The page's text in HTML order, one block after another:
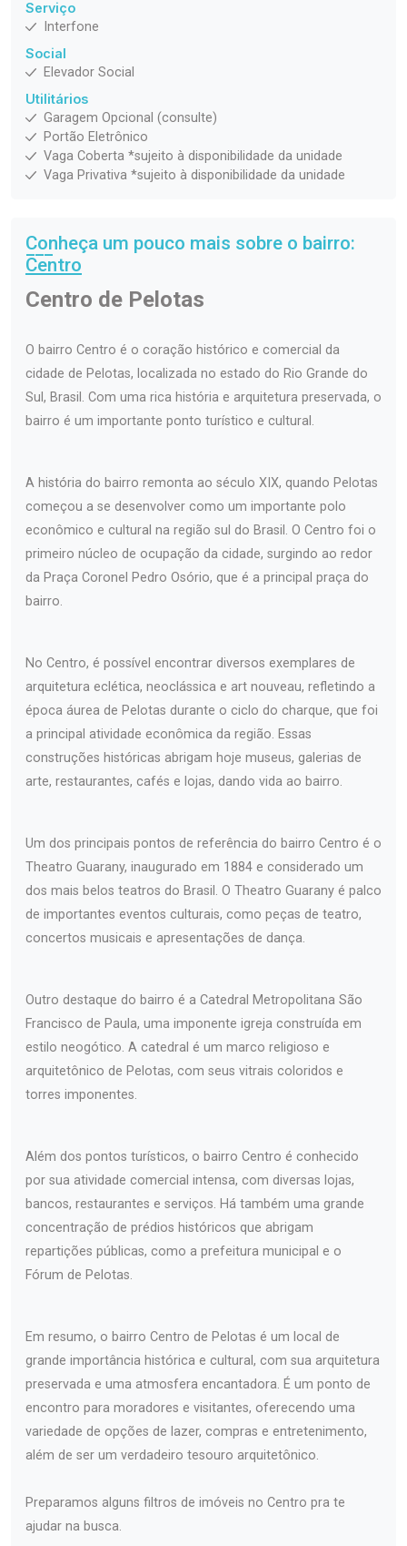
Serviço
Interfone
Social
Elevador Social
Utilitários
Garagem Opcional (consulte)
Portão Eletrônico
Vaga Coberta *sujeito à disponibilidade da unidade
Vaga Privativa *sujeito à disponibilidade da unidade
Conheça um pouco mais sobre o bairro:
Centro
Centro de Pelotas
O bairro Centro é o coração histórico e comercial da
cidade de Pelotas, localizada no estado do Rio Grande do
Sul, Brasil. Com uma rica história e arquitetura preservada, o
bairro é um importante ponto turístico e cultural.
A história do bairro remonta ao século XIX, quando Pelotas
começou a se desenvolver como um importante polo
econômico e cultural na região sul do Brasil. O Centro foi o
primeiro núcleo de ocupação da cidade, surgindo ao redor
da Praça Coronel Pedro Osório, que é a principal praça do
bairro.
No Centro, é possível encontrar diversos exemplares de
arquitetura eclética, neoclássica e art nouveau, refletindo a
época áurea de Pelotas durante o ciclo do charque, que foi
a principal atividade econômica da região. Essas
construções históricas abrigam hoje museus, galerias de
arte, restaurantes, cafés e lojas, dando vida ao bairro.
Um dos principais pontos de referência do bairro Centro é o
Theatro Guarany, inaugurado em 1884 e considerado um
dos mais belos teatros do Brasil. O Theatro Guarany é palco
de importantes eventos culturais, como peças de teatro,
concertos musicais e apresentações de dança.
Outro destaque do bairro é a Catedral Metropolitana São
Francisco de Paula, uma imponente igreja construída em
estilo neogótico. A catedral é um marco religioso e
arquitetônico de Pelotas, com seus vitrais coloridos e
torres imponentes.
Além dos pontos turísticos, o bairro Centro é conhecido
por sua atividade comercial intensa, com diversas lojas,
bancos, restaurantes e serviços. Há também uma grande
concentração de prédios históricos que abrigam
repartições públicas, como a prefeitura municipal e o
Fórum de Pelotas.
Em resumo, o bairro Centro de Pelotas é um local de
grande importância histórica e cultural, com sua arquitetura
preservada e uma atmosfera encantadora. É um ponto de
encontro para moradores e visitantes, oferecendo uma
variedade de opções de lazer, compras e entretenimento,
além de ser um verdadeiro tesouro arquitetônico.
Preparamos alguns filtros de imóveis no Centro pra te
ajudar na busca.